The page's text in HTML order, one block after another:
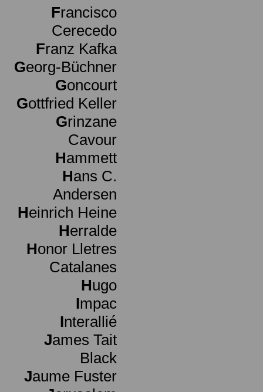
Francisco
Cerecedo
Franz Kafka
Georg-Büchner
Goncourt
Gottfried Keller
Grinzane
Cavour
Hammett
Hans C.
Andersen
Heinrich Heine
Herralde
Honor Lletres
Catalanes
Hugo
Impac
Interallié
James Tait
Black
Jaume Fuster